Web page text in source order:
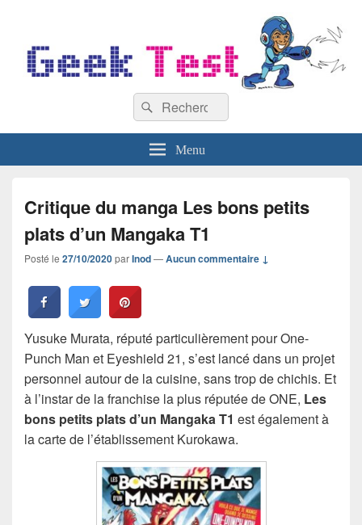
Recherche :
Rechercher
Menu
Critique du manga Les bons petits
plats d’un Mangaka T1
Posté le 27/10/2020parInod—Aucun commentaire ↓
Yusuke Murata, réputé particulièrement pour One-
Punch Man et Eyeshield 21, s’est lancé dans un projet
personnel autour de la cuisine, sans trop de chichis. Et
à l’instar de la franchise la plus réputée de ONE, Les
bons petits plats d’un Mangaka T1 est également à
la carte de l’établissement Kurokawa.